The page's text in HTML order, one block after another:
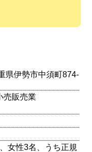
伊勢市中須町874-
売販売業
女性3名、うち正規